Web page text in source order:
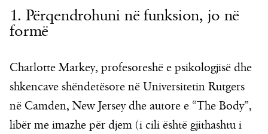
1. Përqendrohuni në funksion, jo në
formë
Charlotte Markey, profesoreshë e psikologjisë dhe
shkencave shëndetësore në Universitetin Rutgers
në Camden, New Jersey dhe autore e “The Body”,
libër me imazhe për djem (i cili është gjithashtu i